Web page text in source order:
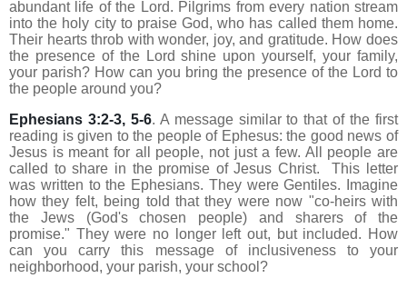
abundant life of the Lord. Pilgrims from every nation stream
into the holy city to praise God, who has called them home.
Their hearts throb with wonder, joy, and gratitude. How does
the presence of the Lord shine upon yourself, your family,
your parish? How can you bring the presence of the Lord to
the people around you?
Ephesians 3:2-3, 5-6. A message similar to that of the first
reading is given to the people of Ephesus: the good news of
Jesus is meant for all people, not just a few. All people are
called to share in the promise of Jesus Christ. This letter
was written to the Ephesians. They were Gentiles. Imagine
how they felt, being told that they were now "co-heirs with
the Jews (God's chosen people) and sharers of the
promise." They were no longer left out, but included. How
can you carry this message of inclusiveness to your
neighborhood, your parish, your school?